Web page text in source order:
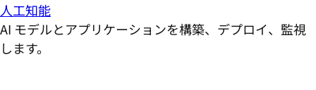
人工知能
AI モデルとアプリケーションを構築、デプロイ、監視
します。